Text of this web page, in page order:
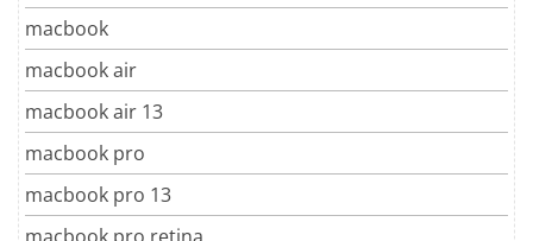
macbook
macbook air
macbook air 13
macbook pro
macbook pro 13